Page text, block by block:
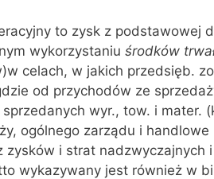
to zysk z podstawowej
wykorzystaniu środków
celach, w jakich przedsięb.
od przychodów ze
wyr., tow. i mater.
ogólnego zarządu i handlowe
zysków i strat
wykazywany jest również w